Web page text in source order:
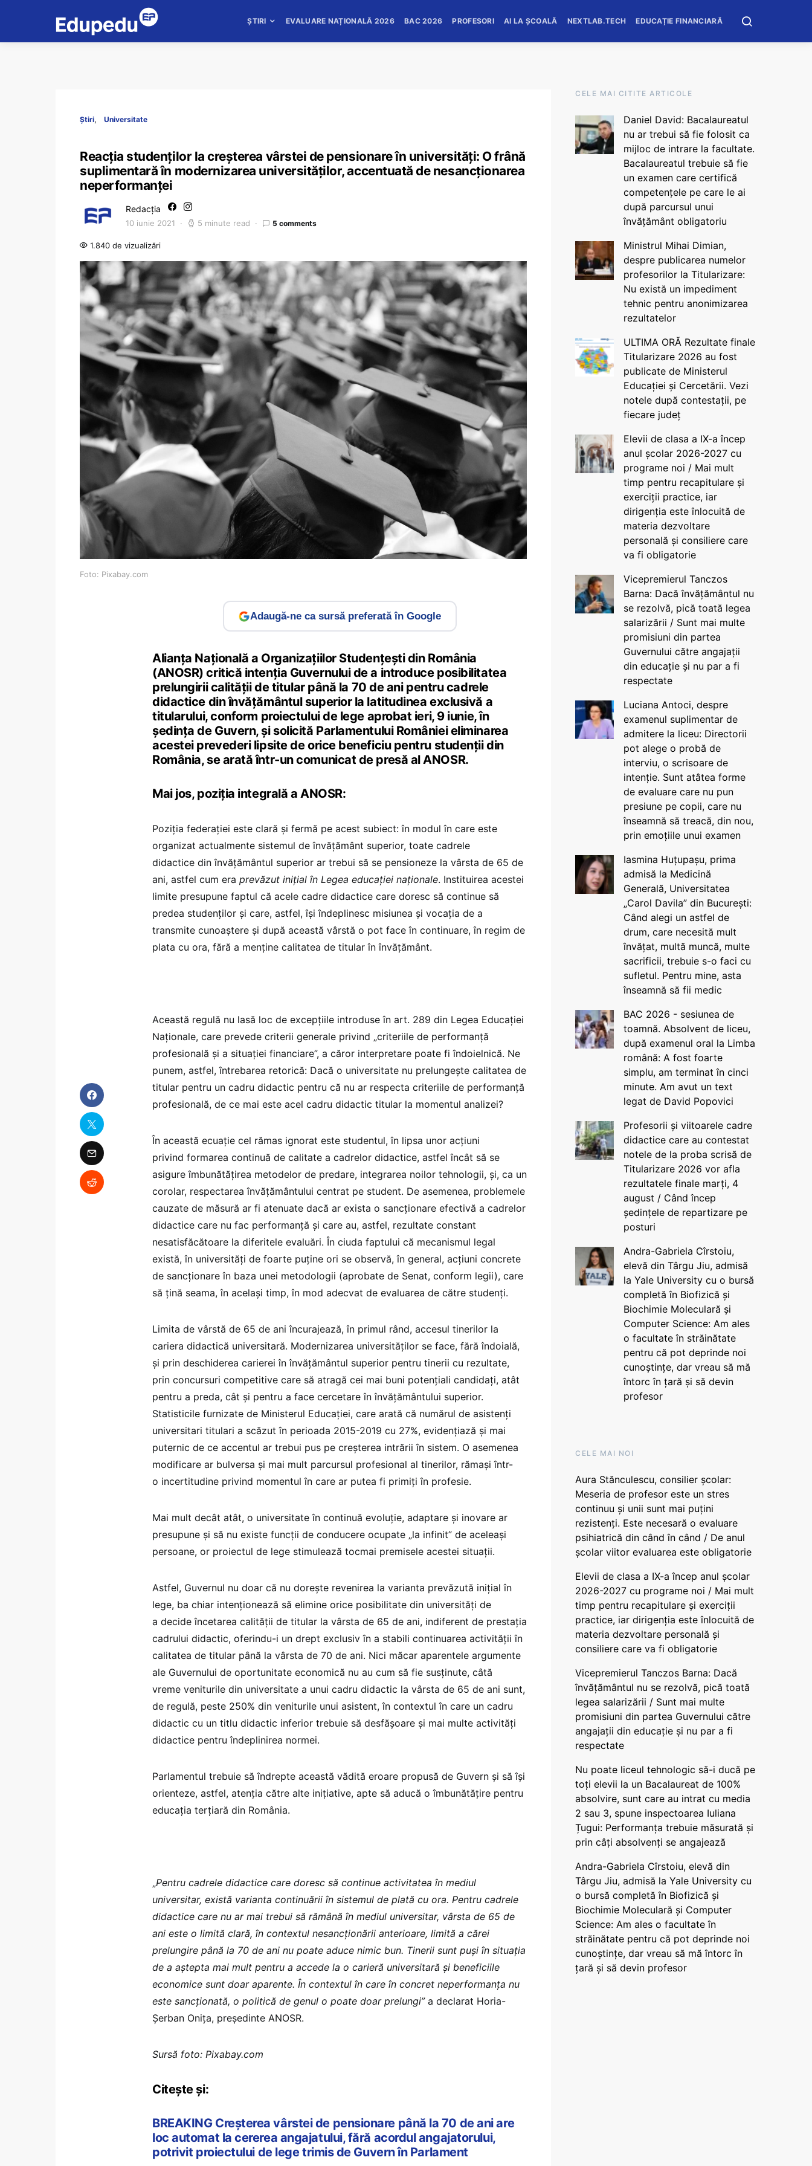
ȘTIRI EVALUARE NAȚIONALĂ 2026 BAC 2026 PROFESORI AI LA ȘCOALĂ NEXTLAB.TECH EDUCAȚIE FINANCIARĂ
Știri Universitate
Reacția studenților la creșterea vârstei de pensionare în universități: O frână
suplimentară în modernizarea universităților, accentuată de nesancționarea
neperformanței
Redacția
10 iunie 2021 5 minute read 5 comments
1.840 de vizualizări
Foto: Pixabay.com
Adaugă-ne ca sursă preferată în Google
Alianța Națională a Organizațiilor Studențești din România
(ANOSR) critică intenția Guvernului de a introduce posibilitatea
prelungirii calității de titular până la 70 de ani pentru cadrele
didactice din învățământul superior la latitudinea exclusivă a
titularului, conform proiectului de lege aprobat ieri, 9 iunie, în
ședința de Guvern, și solicită Parlamentului României eliminarea
acestei prevederi lipsite de orice beneficiu pentru studenții din
România, se arată într-un comunicat de presă al ANOSR.
Mai jos, poziția integrală a ANOSR:
Poziția federației este clară și fermă pe acest subiect: în modul în care este
organizat actualmente sistemul de învățământ superior, toate cadrele
didactice din învățământul superior ar trebui să se pensioneze la vârsta de 65 de
ani, astfel cum era prevăzut inițial în Legea educației naționale. Instituirea acestei
limite presupune faptul că acele cadre didactice care doresc să continue să
predea studenților și care, astfel, își îndeplinesc misiunea și vocația de a
transmite cunoaștere și după această vârstă o pot face în continuare, în regim de
plata cu ora, fără a menține calitatea de titular în învățământ.
Această regulă nu lasă loc de excepțiile introduse în art. 289 din Legea Educației
Naționale, care prevede criterii generale privind „criteriile de performanță
profesională și a situației financiare”, a căror interpretare poate fi îndoielnică. Ne
punem, astfel, întrebarea retorică: Dacă o universitate nu prelungește calitatea de
titular pentru un cadru didactic pentru că nu ar respecta criteriile de performanță
profesională, de ce mai este acel cadru didactic titular la momentul analizei?
În această ecuație cel rămas ignorat este studentul, în lipsa unor acțiuni
privind formarea continuă de calitate a cadrelor didactice, astfel încât să se
asigure îmbunătățirea metodelor de predare, integrarea noilor tehnologii, și, ca un
corolar, respectarea învățământului centrat pe student. De asemenea, problemele
cauzate de măsură ar fi atenuate dacă ar exista o sancționare efectivă a cadrelor
didactice care nu fac performanță și care au, astfel, rezultate constant
nesatisfăcătoare la diferitele evaluări. În ciuda faptului că mecanismul legal
există, în universități de foarte puține ori se observă, în general, acțiuni concrete
de sancționare în baza unei metodologii (aprobate de Senat, conform legii), care
să țină seama, în același timp, în mod adecvat de evaluarea de către studenți.
Limita de vârstă de 65 de ani încurajează, în primul rând, accesul tinerilor la
cariera didactică universitară. Modernizarea universităților se face, fără îndoială,
și prin deschiderea carierei în învățământul superior pentru tinerii cu rezultate,
prin concursuri competitive care să atragă cei mai buni potențiali candidați, atât
pentru a preda, cât și pentru a face cercetare în învățământului superior.
Statisticile furnizate de Ministerul Educației, care arată că numărul de asistenți
universitari titulari a scăzut în perioada 2015-2019 cu 27%, evidențiază și mai
puternic de ce accentul ar trebui pus pe creșterea intrării în sistem. O asemenea
modificare ar bulversa și mai mult parcursul profesional al tinerilor, rămași într-
o incertitudine privind momentul în care ar putea fi primiți în profesie.
Mai mult decât atât, o universitate în continuă evoluție, adaptare și inovare ar
presupune și să nu existe funcții de conducere ocupate „la infinit” de aceleași
persoane, or proiectul de lege stimulează tocmai premisele acestei situații.
Astfel, Guvernul nu doar că nu dorește revenirea la varianta prevăzută inițial în
lege, ba chiar intenționează să elimine orice posibilitate din universități de
a decide încetarea calității de titular la vârsta de 65 de ani, indiferent de prestația
cadrului didactic, oferindu-i un drept exclusiv în a stabili continuarea activității în
calitatea de titular până la vârsta de 70 de ani. Nici măcar aparentele argumente
ale Guvernului de oportunitate economică nu au cum să fie susținute, câtă
vreme veniturile din universitate a unui cadru didactic la vârsta de 65 de ani sunt,
de regulă, peste 250% din veniturile unui asistent, în contextul în care un cadru
didactic cu un titlu didactic inferior trebuie să desfășoare și mai multe activități
didactice pentru îndeplinirea normei.
Parlamentul trebuie să îndrepte această vădită eroare propusă de Guvern și să își
orienteze, astfel, atenția către alte inițiative, apte să aducă o îmbunătățire pentru
educația terțiară din România.
„Pentru cadrele didactice care doresc să continue activitatea în mediul
universitar, există varianta continuării în sistemul de plată cu ora. Pentru cadrele
didactice care nu ar mai trebui să rămână în mediul universitar, vârsta de 65 de
ani este o limită clară, în contextul nesancționării anterioare, limită a cărei
prelungire până la 70 de ani nu poate aduce nimic bun. Tinerii sunt puși în situația
de a aștepta mai mult pentru a accede la o carieră universitară și beneficiile
economice sunt doar aparente. În contextul în care în concret neperformanța nu
este sancționată, o politică de genul o poate doar prelungi” a declarat Horia-
Șerban Onița, președinte ANOSR.
Sursă foto: Pixabay.com
Citește și:
BREAKING Creșterea vârstei de pensionare până la 70 de ani are
loc automat la cererea angajatului, fără acordul angajatorului,
potrivit proiectului de lege trimis de Guvern în Parlament
CELE MAI CITITE ARTICOLE
Daniel David: Bacalaureatul
nu ar trebui să fie folosit ca
mijloc de intrare la facultate.
Bacalaureatul trebuie să fie
un examen care certifică
competențele pe care le ai
după parcursul unui
învățământ obligatoriu
Ministrul Mihai Dimian,
despre publicarea numelor
profesorilor la Titularizare:
Nu există un impediment
tehnic pentru anonimizarea
rezultatelor
ULTIMA ORĂ Rezultate finale
Titularizare 2026 au fost
publicate de Ministerul
Educației și Cercetării. Vezi
notele după contestații, pe
fiecare județ
Elevii de clasa a IX-a încep
anul școlar 2026-2027 cu
programe noi / Mai mult
timp pentru recapitulare și
exerciții practice, iar
dirigenția este înlocuită de
materia dezvoltare
personală și consiliere care
va fi obligatorie
Vicepremierul Tanczos
Barna: Dacă învățământul nu
se rezolvă, pică toată legea
salarizării / Sunt mai multe
promisiuni din partea
Guvernului către angajații
din educație și nu par a fi
respectate
Luciana Antoci, despre
examenul suplimentar de
admitere la liceu: Directorii
pot alege o probă de
interviu, o scrisoare de
intenție. Sunt atâtea forme
de evaluare care nu pun
presiune pe copii, care nu
înseamnă să treacă, din nou,
prin emoțiile unui examen
Iasmina Huțupașu, prima
admisă la Medicină
Generală, Universitatea
„Carol Davila” din București:
Când alegi un astfel de
drum, care necesită mult
învățat, multă muncă, multe
sacrificii, trebuie s-o faci cu
sufletul. Pentru mine, asta
înseamnă să fii medic
BAC 2026 - sesiunea de
toamnă. Absolvent de liceu,
după examenul oral la Limba
română: A fost foarte
simplu, am terminat în cinci
minute. Am avut un text
legat de David Popovici
Profesorii și viitoarele cadre
didactice care au contestat
notele de la proba scrisă de
Titularizare 2026 vor afla
rezultatele finale marți, 4
august / Când încep
ședințele de repartizare pe
posturi
Andra-Gabriela Cîrstoiu,
elevă din Târgu Jiu, admisă
la Yale University cu o bursă
completă în Biofizică și
Biochimie Moleculară și
Computer Science: Am ales
o facultate în străinătate
pentru că pot deprinde noi
cunoștințe, dar vreau să mă
întorc în țară și să devin
profesor
CELE MAI NOI
Aura Stănculescu, consilier școlar:
Meseria de profesor este un stres
continuu și unii sunt mai puțini
rezistenți. Este necesară o evaluare
psihiatrică din când în când / De anul
școlar viitor evaluarea este obligatorie
Elevii de clasa a IX-a încep anul școlar
2026-2027 cu programe noi / Mai mult
timp pentru recapitulare și exerciții
practice, iar dirigenția este înlocuită de
materia dezvoltare personală și
consiliere care va fi obligatorie
Vicepremierul Tanczos Barna: Dacă
învățământul nu se rezolvă, pică toată
legea salarizării / Sunt mai multe
promisiuni din partea Guvernului către
angajații din educație și nu par a fi
respectate
Nu poate liceul tehnologic să-i ducă pe
toți elevii la un Bacalaureat de 100%
absolvire, sunt care au intrat cu media
2 sau 3, spune inspectoarea Iuliana
Țugui: Performanța trebuie măsurată și
prin câți absolvenți se angajează
Andra-Gabriela Cîrstoiu, elevă din
Târgu Jiu, admisă la Yale University cu
o bursă completă în Biofizică și
Biochimie Moleculară și Computer
Science: Am ales o facultate în
străinătate pentru că pot deprinde noi
cunoștințe, dar vreau să mă întorc în
țară și să devin profesor